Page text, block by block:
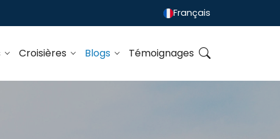
Français
Croisières Blogs Témoignages